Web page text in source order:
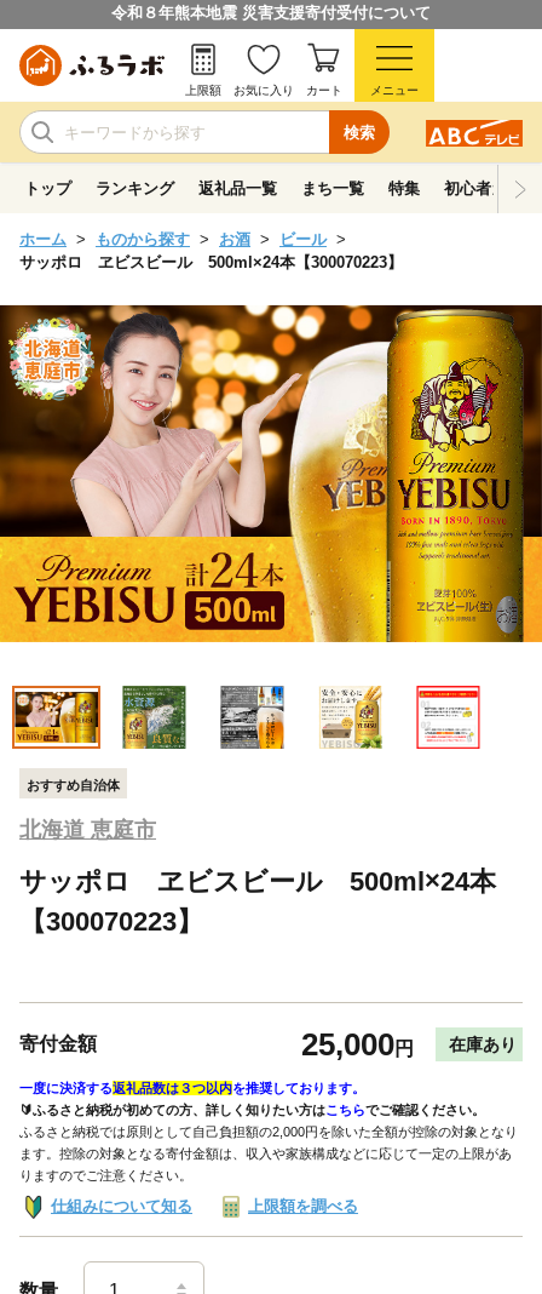
令和８年熊本地震 災害支援寄付受付について
検索
上限額 お気に入り カート メニュー
トップ ランキング 返礼品一覧 まち一覧 特集 初心者ガイド
ホーム ものから探す お酒
ビール
サッポロ ヱビスビール 500ml×24本【300070223】
おすすめ自治体
北海道 恵庭市
サッポロ ヱビスビール 500ml×24本
【300070223】
寄付金額 25,000円 在庫あり
一度に決済する返礼品数は３つ以内を推奨しております。
🔰ふるさと納税が初めての方、詳しく知りたい方はこちらでご確認ください。
ふるさと納税では原則として自己負担額の2,000円を除いた全額が控除の対象となり
ます。控除の対象となる寄付金額は、収入や家族構成などに応じて一定の上限があ
りますのでご注意ください。
仕組みについて知る 上限額を調べる